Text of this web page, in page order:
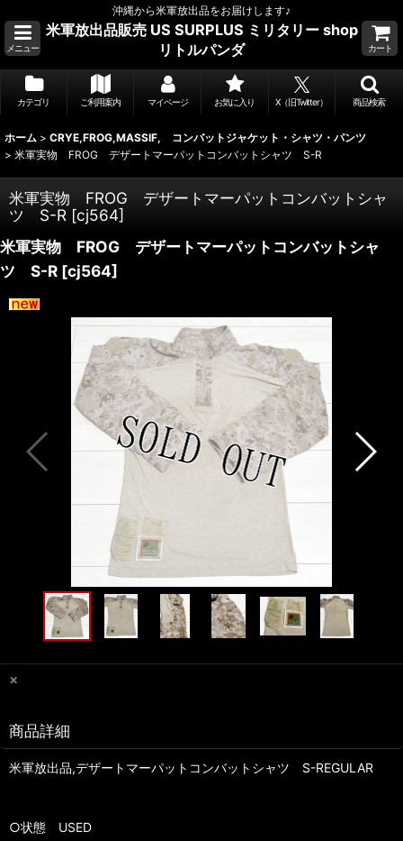
沖縄から米軍放出品をお届けします♪
メニュー
米軍放出品販売 US SURPLUS ミリタリー shop
リトルパンダ
カート
カテゴリ ご利用案内 マイページ お気に入り X（旧Twitter） 商品検索
ホーム > CRYE,FROG,MASSIF, コンバットジャケット・シャツ・パンツ
> 米軍実物 FROG デザートマーパットコンバットシャツ S-R
米軍実物 FROG デザートマーパットコンバットシャ
ツ S-R [cj564]
米軍実物 FROG デザートマーパットコンバットシャ
ツ S-R [cj564]
×
商品詳細
米軍放出品,デザートマーパットコンバットシャツ S-REGULAR
○状態 USED